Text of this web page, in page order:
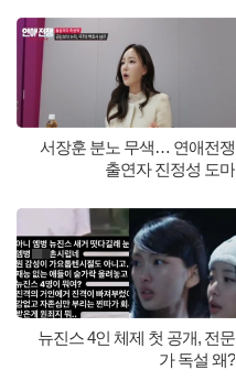
서장훈 분노 무색… 연애전쟁
출연자 진정성 도마
뉴진스 4인 체제 첫 공개, 전문
가 독설 왜?